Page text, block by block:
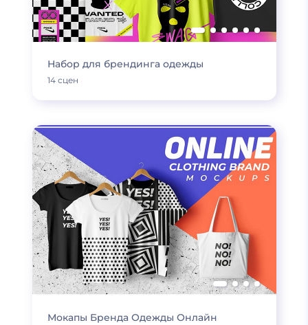
Набор для брендинга одежды
14 сцен
Мокапы Бренда Одежды Онлайн